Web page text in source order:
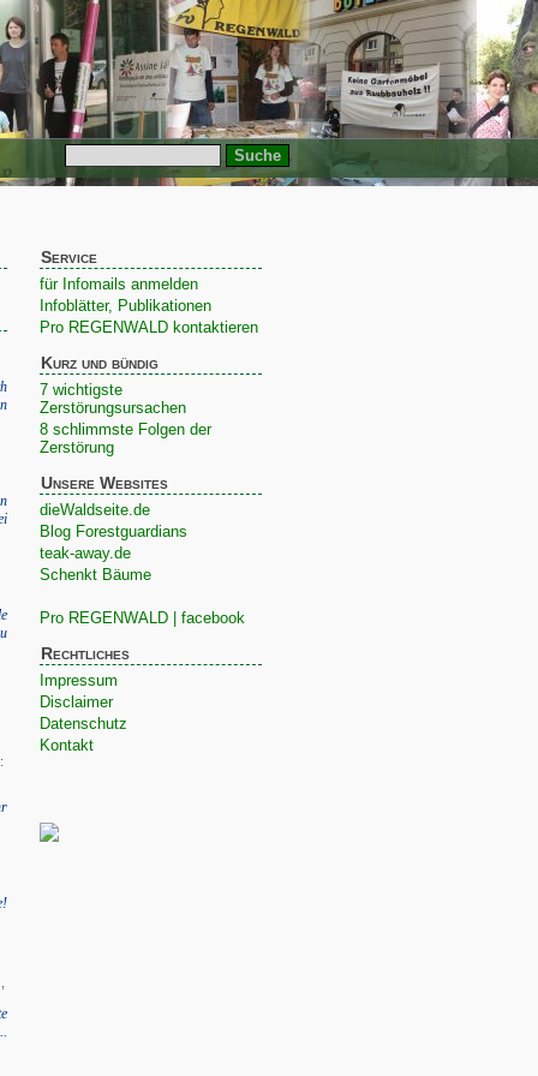
Service
für Infomails anmelden
Infoblätter, Publikationen
Pro REGENWALD kontaktieren
Kurz und bündig
7 wichtigste
Zerstörungsursachen
8 schlimmste Folgen der
Zerstörung
Unsere Websites
dieWaldseite.de
Blog Forestguardians
teak-away.de
Schenkt Bäume
Pro REGENWALD | facebook
Rechtliches
Impressum
Disclaimer
Datenschutz
Kontakt